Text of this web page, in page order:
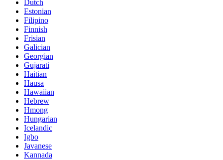
Dutch
Estonian
Filipino
Finnish
Frisian
Galician
Georgian
Gujarati
Haitian
Hausa
Hawaiian
Hebrew
Hmong
Hungarian
Icelandic
Igbo
Javanese
Kannada